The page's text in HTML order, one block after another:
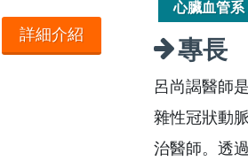
詳細介紹
心臟血管系
專長
呂尚謁醫師
雜性冠狀動
治醫師。透